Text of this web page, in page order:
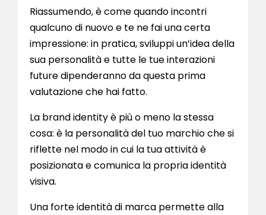
Riassumendo, è come quando incontri
qualcuno di nuovo e te ne fai una certa
impressione: in pratica, sviluppi un’idea della
sua personalità e tutte le tue interazioni
future dipenderanno da questa prima
valutazione che hai fatto.
La brand identity è più o meno la stessa
cosa: è la personalità del tuo marchio che si
riflette nel modo in cui la tua attività è
posizionata e comunica la propria identità
visiva.
Una forte identità di marca permette alla